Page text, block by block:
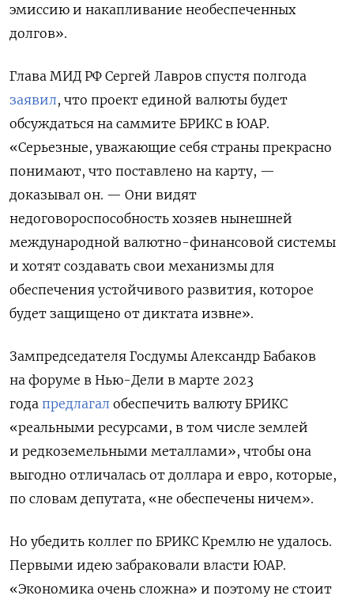
эмиссию и накапливание необеспеченных
долгов».
Глава МИД РФ Сергей Лавров спустя полгода
заявил, что проект единой валюты будет
обсуждаться на саммите БРИКС в ЮАР.
«Серьезные, уважающие себя страны прекрасно
понимают, что поставлено на карту, —
доказывал он. — Они видят
недоговороспособность хозяев нынешней
международной валютно-финансовой системы
и хотят создавать свои механизмы для
обеспечения устойчивого развития, которое
будет защищено от диктата извне».
Зампредседателя Госдумы Александр Бабаков
на форуме в Нью-Дели в марте 2023
года предлагал обеспечить валюту БРИКС
«реальными ресурсами, в том числе землей
и редкоземельными металлами», чтобы она
выгодно отличалась от доллара и евро, которые,
по словам депутата, «не обеспечены ничем».
Но убедить коллег по БРИКС Кремлю не удалось.
Первыми идею забраковали власти ЮАР.
«Экономика очень сложна» и поэтому не стоит